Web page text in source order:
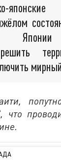
японские
что